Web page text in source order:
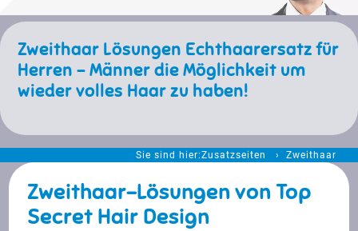
>
Zweithaar Lösungen Echthaarersatz für
Herren - Männer die Möglichkeit um
wieder volles Haar zu haben!
Sie sind hier:Zusatzseiten Zweithaar
Zweithaar-Lösungen von Top
Secret Hair Design